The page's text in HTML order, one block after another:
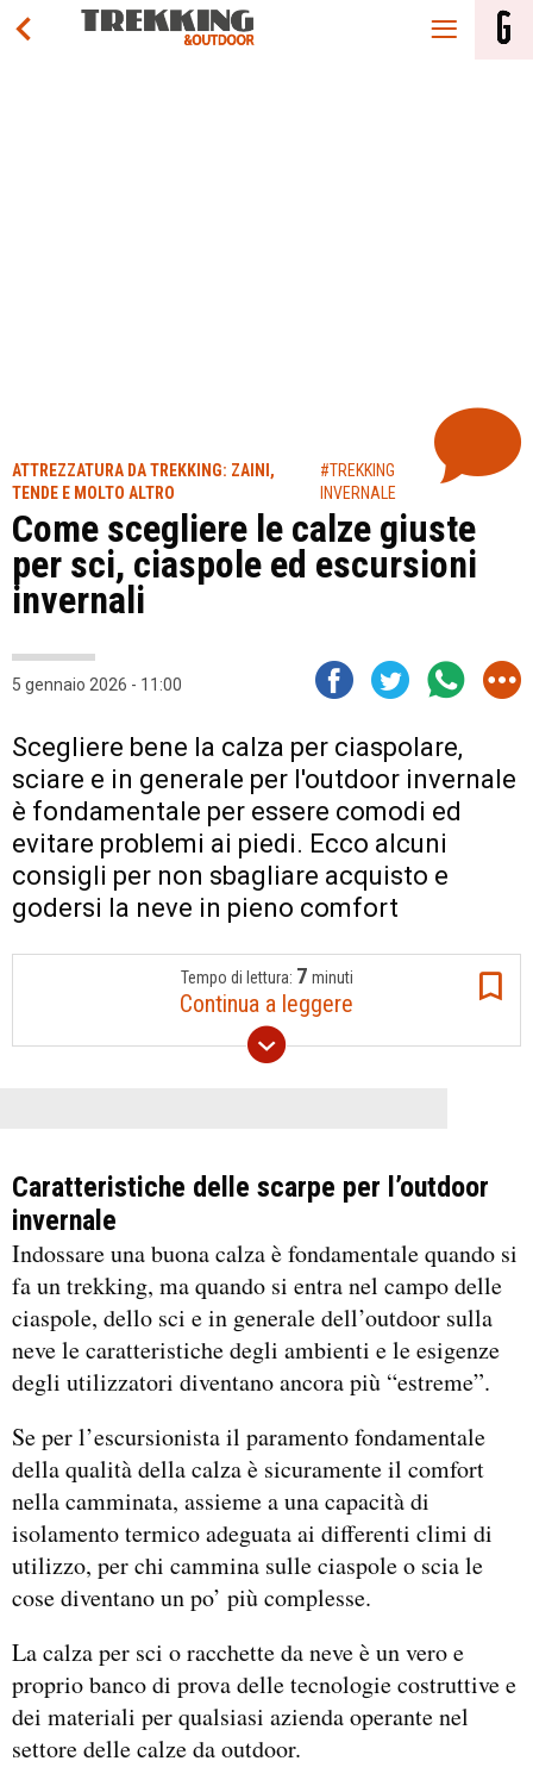
ATTREZZATURA DA TREKKING: ZAINI,
TENDE E MOLTO ALTRO
#TREKKING
INVERNALE
Come scegliere le calze giuste
per sci, ciaspole ed escursioni
invernali
5 gennaio 2026 - 11:00
Scegliere bene la calza per ciaspolare,
sciare e in generale per l'outdoor invernale
è fondamentale per essere comodi ed
evitare problemi ai piedi. Ecco alcuni
consigli per non sbagliare acquisto e
godersi la neve in pieno comfort
Tempo di lettura: 7 minuti
Continua a leggere
Caratteristiche delle scarpe per l’outdoor
invernale
Indossare una buona calza è fondamentale quando si
fa un trekking, ma quando si entra nel campo delle
ciaspole, dello sci e in generale dell’outdoor sulla
neve le caratteristiche degli ambienti e le esigenze
degli utilizzatori diventano ancora più “estreme”.
Se per l’escursionista il paramento fondamentale
della qualità della calza è sicuramente il comfort
nella camminata, assieme a una capacità di
isolamento termico adeguata ai differenti climi di
utilizzo, per chi cammina sulle ciaspole o scia le
cose diventano un po’ più complesse.
La calza per sci o racchette da neve è un vero e
proprio banco di prova delle tecnologie costruttive e
dei materiali per qualsiasi azienda operante nel
settore delle calze da outdoor.